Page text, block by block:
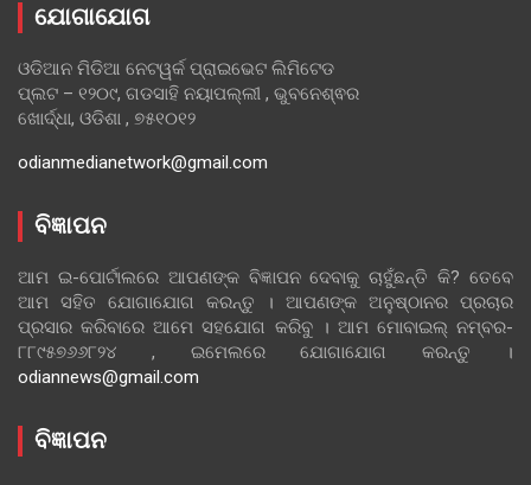
ଯୋଗାଯୋଗ
ଓଡିଆନ ମିଡିଆ ନେଟୱର୍କ ପ୍ରାଇଭେଟ ଲିମିଟେଡ
ପ୍ଲଟ – ୧୨୦୯, ଗଡସାହି ନୟାପଲ୍ଲୀ , ଭୁବନେଶ୍ଵର
ଖୋର୍ଦ୍ଧା, ଓଡିଶା , ୭୫୧୦୧୨
odianmedianetwork@gmail.com
ବିଜ୍ଞାପନ
ଆମ ଇ-ପୋର୍ଟାଲରେ ଆପଣଙ୍କ ବିଜ୍ଞାପନ ଦେବାକୁ ଚାହୁଁଛନ୍ତି କି? ତେବେ
ଆମ ସହିତ ଯୋଗାଯୋଗ କରନ୍ତୁ । ଆପଣଙ୍କ ଅନୁଷ୍ଠାନର ପ୍ରଚାର
ପ୍ରସାର କରିବାରେ ଆମେ ସହଯୋଗ କରିବୁ । ଆମ ମୋବାଇଲ୍ ନମ୍ବର-
୮୮୯୫୭୬୬୮୨୪ , ଇମେଲରେ ଯୋଗାଯୋଗ କରନ୍ତୁ ।
odiannews@gmail.com
ବିଜ୍ଞାପନ